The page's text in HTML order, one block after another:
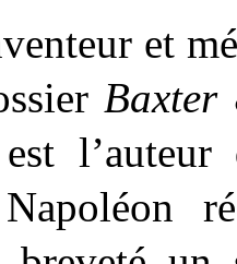
et